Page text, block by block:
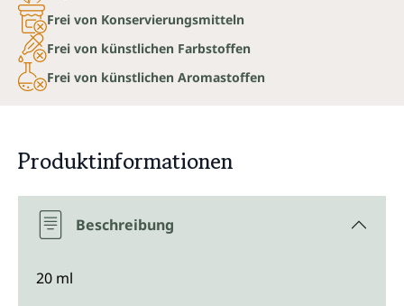
Frei von Konservierungsmitteln
Frei von künstlichen Farbstoffen
Frei von künstlichen Aromastoffen
Produktinformationen
Beschreibung
20 ml